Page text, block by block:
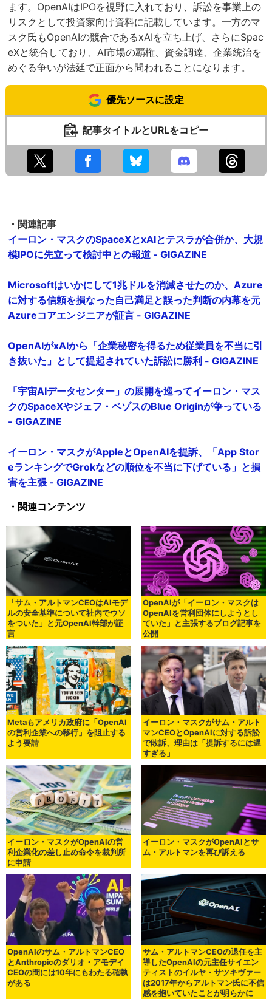
ます。OpenAIはIPOを視野に入れており、訴訟を事業上の
リスクとして投資家向け資料に記載しています。一方のマ
スク氏もOpenAIの競合であるxAIを立ち上げ、さらにSpac
eXと統合しており、AI市場の覇権、資金調達、企業統治を
めぐる争いが法廷で正面から問われることになります。
優先ソースに設定
記事タイトルとURLをコピー
・関連記事
イーロン・マスクのSpaceXとxAIとテスラが合併か、大規
模IPOに先立って検討中との報道 - GIGAZINE
Microsoftはいかにして1兆ドルを消滅させたのか、Azure
に対する信頼を損なった自己満足と誤った判断の内幕を元
Azureコアエンジニアが証言 - GIGAZINE
OpenAIがxAIから「企業秘密を得るため従業員を不当に引
き抜いた」として提起されていた訴訟に勝利 - GIGAZINE
「宇宙AIデータセンター」の展開を巡ってイーロン・マス
クのSpaceXやジェフ・ベゾスのBlue Originが争っている
- GIGAZINE
イーロン・マスクがAppleとOpenAIを提訴、「App Stor
eランキングでGrokなどの順位を不当に下げている」と損
害を主張 - GIGAZINE
・関連コンテンツ
「サム・アルトマンCEOはAIモデ
ルの安全基準について社内でウソ
をついた」と元OpenAI幹部が証
言
OpenAIが「イーロン・マスクは
OpenAIを営利団体にしようとし
ていた」と主張するブログ記事を
公開
Metaもアメリカ政府に「OpenAI
の営利企業への移行」を阻止する
よう要請
イーロン・マスクがサム・アルト
マンCEOとOpenAIに対する訴訟
で敗訴、理由は「提訴するには遅
すぎる」
イーロン・マスクがOpenAIの営
利企業化の差し止め命令を裁判所
に申請
イーロン・マスクがOpenAIとサ
ム・アルトマンを再び訴える
OpenAIのサム・アルトマンCEO
とAnthropicのダリオ・アモデイ
CEOの間には10年にもわたる確執
がある
サム・アルトマンCEOの退任を主
導したOpenAIの元主任サイエン
ティストのイルヤ・サツキヴァー
は2017年からアルトマン氏に不信
感を抱いていたことが明らかに